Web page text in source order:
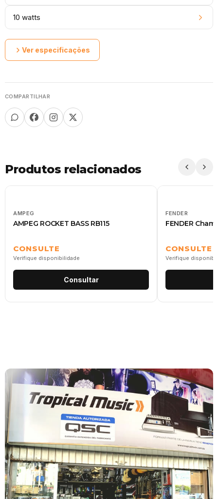
10 watts
Ver especificações
COMPARTILHAR
Produtos relacionados
AMPEG
AMPEG ROCKET BASS RB115
CONSULTE
Verifique disponibilidade
Consultar
FENDER
FENDER
CONSULTE
Verifique